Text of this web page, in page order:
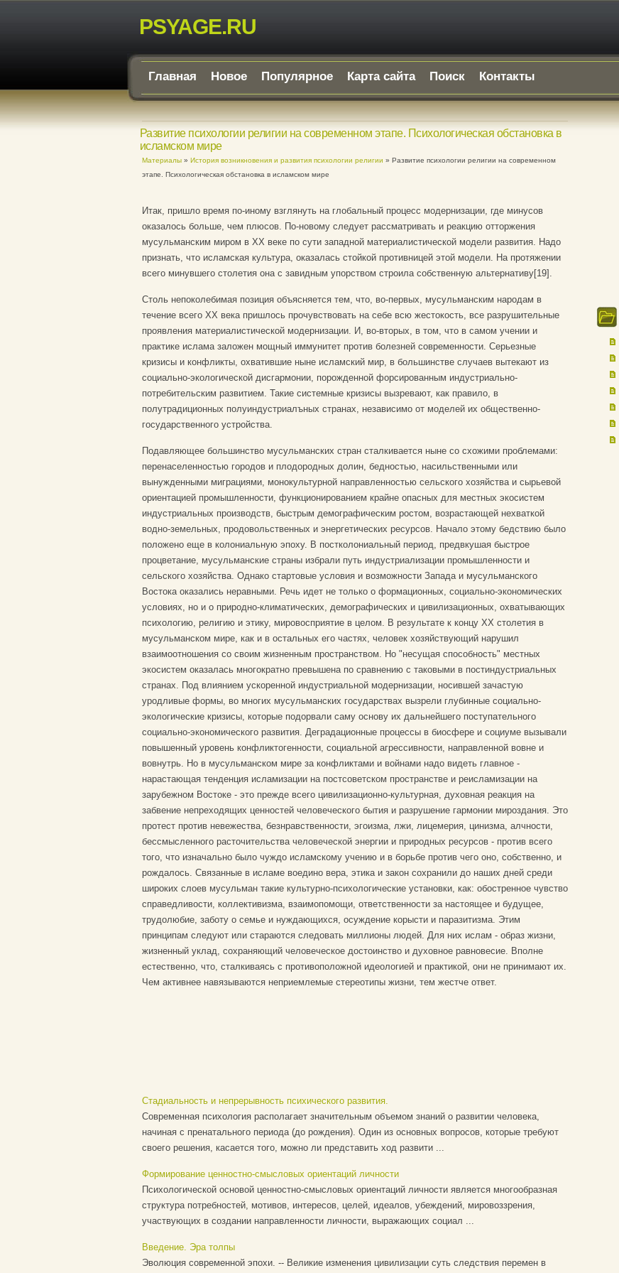
PSYAGE.RU
Главная Новое Популярное Карта сайта Поиск Контакты
Развитие психологии религии на современном этапе. Психологическая обстановка в
исламском мире
Материалы» История возникновения и развития психологии религии » Развитие психологии религии на современном
этапе. Психологическая обстановка в исламском мире
Итак, пришло время по-иному взглянуть на глобальный процесс модернизации, где минусов
оказалось больше, чем плюсов. По-новому следует рассматривать и реакцию отторжения
мусульманским миром в XX веке по сути западной материалистической модели развития. Надо
признать, что исламская культура, оказалась стойкой противницей этой модели. На протяжении
всего минувшего столетия она с завидным упорством строила собственную альтернативу[19].
Столь непоколебимая позиция объясняется тем, что, во-первых, мусульманским народам в
течение всего XX века пришлось прочувствовать на себе всю жестокость, все разрушительные
проявления материалистической модернизации. И, во-вторых, в том, что в самом учении и
практике ислама заложен мощный иммунитет против болезней современности. Серьезные
кризисы и конфликты, охватившие ныне исламский мир, в большинстве случаев вытекают из
социально-экологической дисгармонии, порожденной форсированным индустриально-
потребительским развитием. Такие системные кризисы вызревают, как правило, в
полутрадиционных полуиндустриалъных странах, независимо от моделей их общественно-
государственного устройства.
Подавляющее большинство мусульманских стран сталкивается ныне со схожими проблемами:
перенаселенностью городов и плодородных долин, бедностью, насильственными или
вынужденными миграциями, монокультурной направленностью сельского хозяйства и сырьевой
ориентацией промышленности, функционированием крайне опасных для местных экосистем
индустриальных производств, быстрым демографическим ростом, возрастающей нехваткой
водно-земельных, продовольственных и энергетических ресурсов. Начало этому бедствию было
положено еще в колониальную эпоху. В постколониальный период, предвкушая быстрое
процветание, мусульманские страны избрали путь индустриализации промышленности и
сельского хозяйства. Однако стартовые условия и возможности Запада и мусульманского
Востока оказались неравными. Речь идет не только о формационных, социально-экономических
условиях, но и о природно-климатических, демографических и цивилизационных, охватывающих
психологию, религию и этику, мировосприятие в целом. В результате к концу XX столетия в
мусульманском мире, как и в остальных его частях, человек хозяйствующий нарушил
взаимоотношения со своим жизненным пространством. Но "несущая способность" местных
экосистем оказалась многократно превышена по сравнению с таковыми в постиндустриальных
странах. Под влиянием ускоренной индустриальной модернизации, носившей зачастую
уродливые формы, во многих мусульманских государствах вызрели глубинные социально-
экологические кризисы, которые подорвали саму основу их дальнейшего поступательного
социально-экономического развития. Деградационные процессы в биосфере и социуме вызывали
повышенный уровень конфликтогенности, социальной агрессивности, направленной вовне и
вовнутрь. Но в мусульманском мире за конфликтами и войнами надо видеть главное -
нарастающая тенденция исламизации на постсоветском пространстве и реисламизации на
зарубежном Востоке - это прежде всего цивилизационно-культурная, духовная реакция на
забвение непреходящих ценностей человеческого бытия и разрушение гармонии мироздания. Это
протест против невежества, безнравственности, эгоизма, лжи, лицемерия, цинизма, алчности,
бессмысленного расточительства человеческой энергии и природных ресурсов - против всего
того, что изначально было чуждо исламскому учению и в борьбе против чего оно, собственно, и
рождалось. Связанные в исламе воедино вера, этика и закон сохранили до наших дней среди
широких слоев мусульман такие культурно-психологические установки, как: обостренное чувство
справедливости, коллективизма, взаимопомощи, ответственности за настоящее и будущее,
трудолюбие, заботу о семье и нуждающихся, осуждение корысти и паразитизма. Этим
принципам следуют или стараются следовать миллионы людей. Для них ислам - образ жизни,
жизненный уклад, сохраняющий человеческое достоинство и духовное равновесие. Вполне
естественно, что, сталкиваясь с противоположной идеологией и практикой, они не принимают их.
Чем активнее навязываются неприемлемые стереотипы жизни, тем жестче ответ.
Стадиальность и непрерывность психического развития.
Современная психология располагает значительным объемом знаний о развитии человека,
начиная с пренатального периода (до рождения). Один из основных вопросов, которые требуют
своего решения, касается того, можно ли представить ход развити ...
Формирование ценностно-смысловых ориентаций личности
Психологической основой ценностно-смысловых ориентаций личности является многообразная
структура потребностей, мотивов, интересов, целей, идеалов, убеждений, мировоззрения,
участвующих в создании направленности личности, выражающих социал ...
Введение. Эра толпы
Эволюция современной эпохи. -- Великие изменения цивилизации суть следствия перемен в